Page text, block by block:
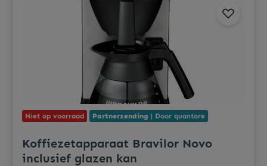
Niet op voorraad Partnerzending | Door quantore
Koffiezetapparaat Bravilor Novo
inclusief glazen kan